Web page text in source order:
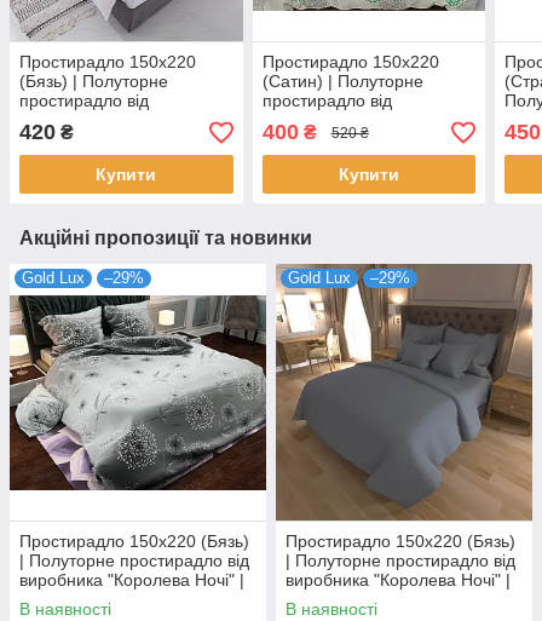
Простирадло 150х220
(Бязь) | Полуторне
простирадло від
виробника "Королева
Ночі" | Однотонний білий
420 ₴
Купити
Простирадло 150х220
(Сатин) | Полуторне
простирадло від
виробника "Королева
Ночі" | Різнокольорова
абстракція на світлому
400₴ 520 ₴
Купити
від
450
Акційні пропозиції та новинки
Gold Lux –29%
Простирадло 150х220 (Бязь)
| Полуторне простирадло від
виробника "Королева Ночі" |
Кульбаби на сірому
В наявності
Gold Lux –29%
Простирадло 150х220 (Бязь)
| Полуторне простирадло від
виробника "Королева Ночі" |
Однотонний сірий
В наявності